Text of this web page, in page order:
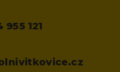
955 121